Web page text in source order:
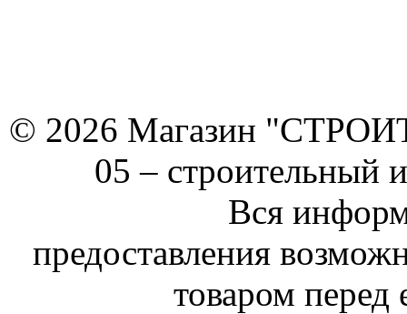
© 2026 Магазин
05 – строительный
Вся
предоставления
товаром перед